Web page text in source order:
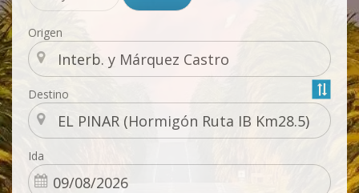
Origen
Destino
Ida